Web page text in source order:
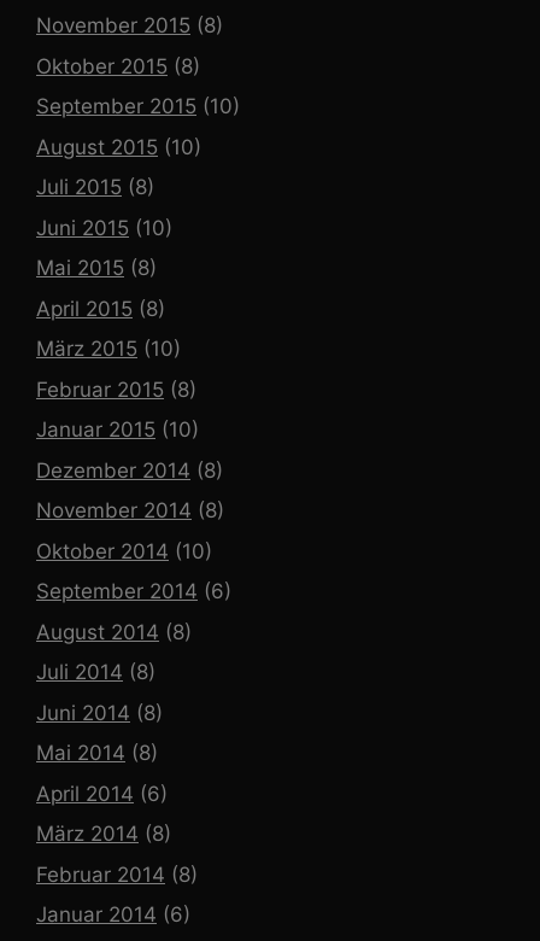
November 2015 (8)
Oktober 2015 (8)
September 2015 (10)
August 2015 (10)
Juli 2015 (8)
Juni 2015 (10)
Mai 2015 (8)
April 2015 (8)
März 2015 (10)
Februar 2015 (8)
Januar 2015 (10)
Dezember 2014 (8)
November 2014 (8)
Oktober 2014 (10)
September 2014 (6)
August 2014 (8)
Juli 2014 (8)
Juni 2014 (8)
Mai 2014 (8)
April 2014 (6)
März 2014 (8)
Februar 2014 (8)
Januar 2014 (6)